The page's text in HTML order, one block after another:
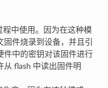
中使用。因为在这种模
件烧录到设备，并且引
件中的密钥对该固件进行
从 flash 中读出固件明